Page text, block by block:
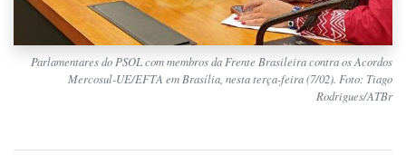
Parlamentares do PSOL com membros da Frente Brasileira contra os Acordos
Mercosul-UE/EFTA em Brasília, nesta terça-feira (7/02). Foto: Tiago
Rodrigues/ATBr